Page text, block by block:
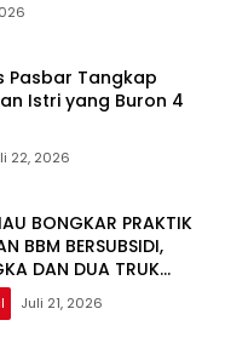
Pasbar Tangkap
Istri yang Buron 4
22, 2026
BONGKAR PRAKTIK
BBM BERSUBSIDI,
DAN DUA TRUK
Juli 21, 2026